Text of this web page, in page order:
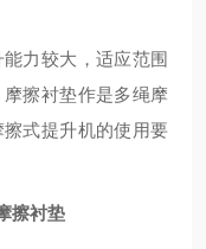
力较大，适应范围
擦衬垫作是多绳摩
式提升机的使用要
擦衬垫